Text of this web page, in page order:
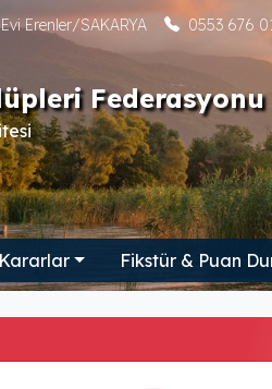
Erenler/SAKARYA 0553 676
Federasyonu
Kararlar Fikstür & Puan